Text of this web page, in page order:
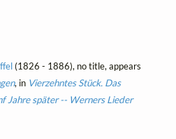
(1826 - 1886), no title, appears
, in Vierzehntes Stück. Das
Jahre später -- Werners Lieder